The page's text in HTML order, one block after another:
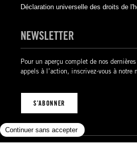
Déclaration universelle des droits de
NEWSLETTER
Pour un aperçu complet de nos
appels à l’action, inscrivez-vous à notre
S’ABONNER